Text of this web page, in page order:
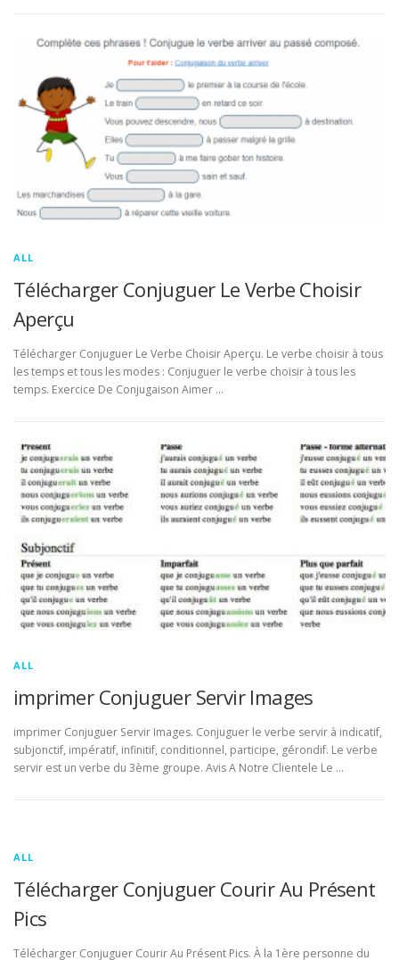
ALL
Télécharger Conjuguer Le Verbe Choisir
Aperçu
Télécharger Conjuguer Le Verbe Choisir Aperçu. Le verbe choisir à tous
les temps et tous les modes : Conjuguer le verbe choisir à tous les
temps. Exercice De Conjugaison Aimer …
ALL
imprimer Conjuguer Servir Images
imprimer Conjuguer Servir Images. Conjuguer le verbe servir à indicatif,
subjonctif, impératif, infinitif, conditionnel, participe, gérondif. Le verbe
servir est un verbe du 3ème groupe. Avis A Notre Clientele Le …
ALL
Télécharger Conjuguer Courir Au Présent
Pics
Télécharger Conjuguer Courir Au Présent Pics. À la 1ère personne du